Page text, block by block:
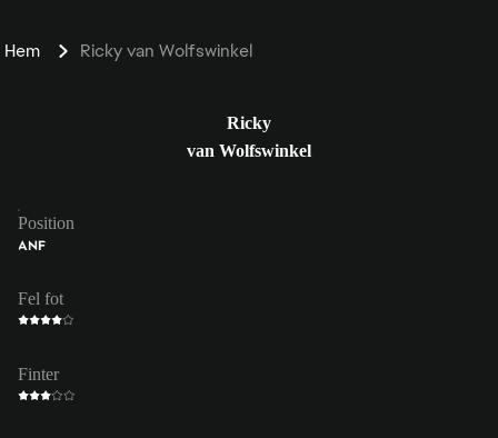
Hem Ricky van Wolfswinkel
Ricky
van Wolfswinkel
Position
ANF
Fel fot
Finter